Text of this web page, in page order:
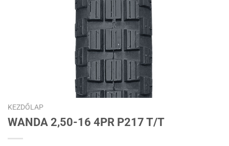
KEZDŐLAP
WANDA 2,50-16 4PR P217 T/T